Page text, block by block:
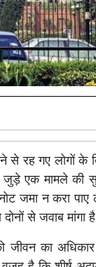
रह गए लोगों के
जुड़े एक मामले की
जमा न करा पाए
से जवाब मांगा
जीवन का